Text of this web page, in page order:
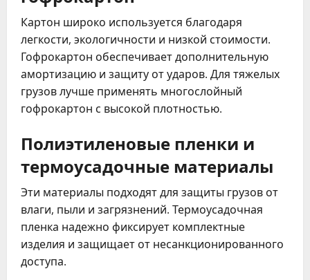
Картон широко используется благодаря
легкости, экологичности и низкой стоимости.
Гофрокартон обеспечивает дополнительную
амортизацию и защиту от ударов. Для тяжелых
грузов лучше применять многослойный
гофрокартон с высокой плотностью.
Полиэтиленовые пленки и
термоусадочные материалы
Эти материалы подходят для защиты грузов от
влаги, пыли и загрязнений. Термоусадочная
пленка надежно фиксирует комплектные
изделия и защищает от несанкционированного
доступа.